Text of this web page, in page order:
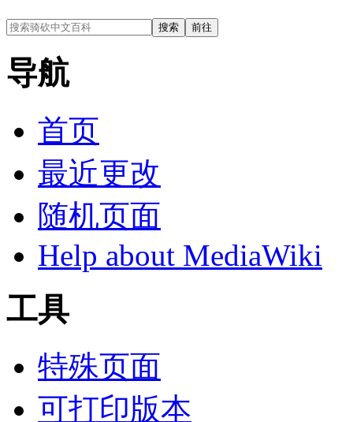
导航
首页
最近更改
随机页面
Help about MediaWiki
工具
特殊页面
可打印版本